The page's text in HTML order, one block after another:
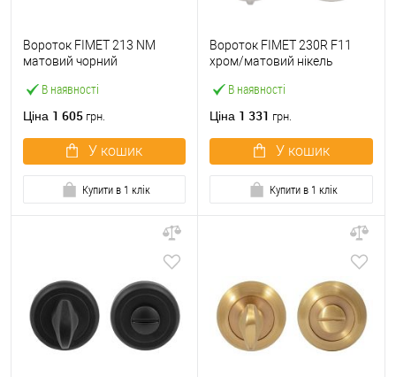
В наявності
Вороток FIMET 213 NM
матовий чорний
Ціна 1 605 грн.
У кошик
Купити в 1 клік
В наявності
Вороток FIMET 230R F11
хром/матовий нікель
Ціна 1 331 грн.
У кошик
Купити в 1 клік